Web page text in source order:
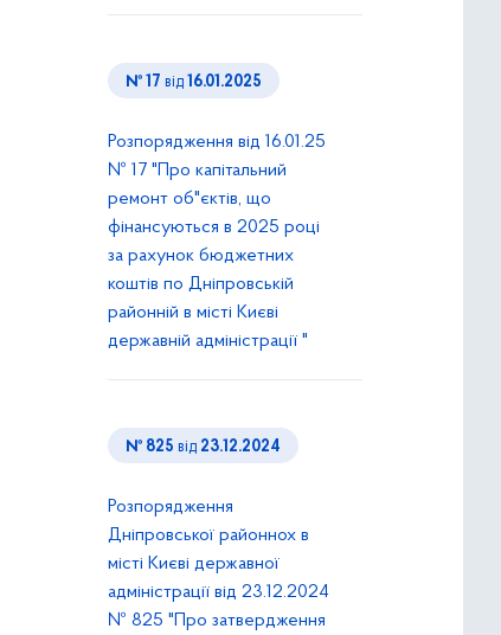
№ 17 від 16.01.2025
Розпорядження від 16.01.25
№ 17 "Про капітальний
ремонт об"єктів, що
фінансуються в 2025 році
за рахунок бюджетних
коштів по Дніпровській
районній в місті Києві
державній адміністрації "
№ 825 від 23.12.2024
Розпорядження
Дніпровської районнох в
місті Києві державної
адміністрації від 23.12.2024
№ 825 "Про затвердження